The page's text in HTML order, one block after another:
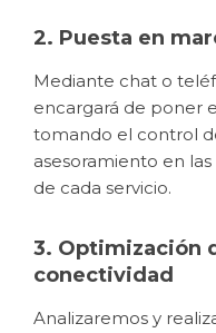
2. Puesta en
Mediante chat o
encargará de poner
tomando el control
asesoramiento en
de cada servicio.
3. Optimización
conectividad
Analizaremos y